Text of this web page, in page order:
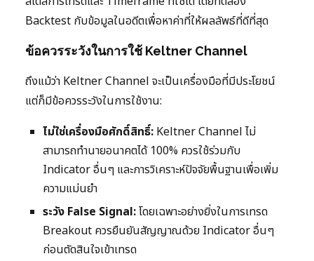
Backtest กับข้อมูลในอดีตเพื่อหาค่าที่ให้ผลลัพธ์ที่ดีที่สุด
ข้อควรระวังในการใช้ Keltner Channel
ถึงแม้ว่า Keltner Channel จะเป็นเครื่องมือที่มีประโยชน์
แต่ก็มีข้อควรระวังในการใช้งาน:
ไม่ใช่เครื่องมือศักดิ์สิทธิ์: Keltner Channel ไม่
สามารถทำนายอนาคตได้ 100% ควรใช้ร่วมกับ
Indicator อื่นๆ และการวิเคราะห์ปัจจัยพื้นฐานเพื่อเพิ่ม
ความแม่นยำ
ระวัง False Signal:โดยเฉพาะอย่างยิ่งในการเทรด
Breakout ควรยืนยันสัญญาณด้วย Indicator อื่นๆ
ก่อนตัดสินใจเข้าเทรด